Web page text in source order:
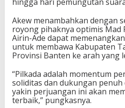
Akew menambahkan dengan
royong pihaknya optimis Mad
Airin-Ade dapat
untuk membawa Kabupaten
Provinsi Banten ke arah yang
“Pilkada adalah momentum
soliditas dan dukungan
yakin perjuangan ini akan
terbaik,” pungkasnya.